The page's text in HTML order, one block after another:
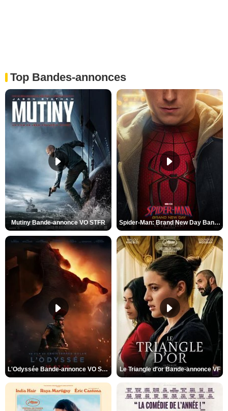
Top Bandes-annonces
Mutiny Bande-annonce VO STFR Spider-Man: Brand New Day Bande-annonce VO STFR
L'Odyssée Bande-annonce VO STFR Le Triangle d'or Bande-annonce VF